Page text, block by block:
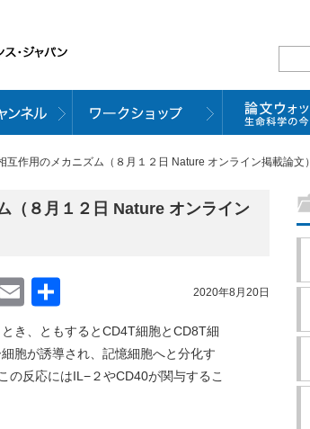
作用のメカニズム（８月１２日 Nature オンライン掲載論文）
（８月１２日 Nature オンライン
2020年8月20日
Email
有
き、ともするとCD4T細胞とCD8T細
胞が誘導され、記憶細胞へと分化す
の反応にはIL−２やCD40が関与するこ